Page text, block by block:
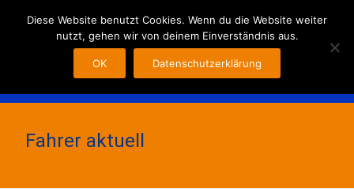
Fahrer aktuell
MENU
Diese Website benutzt Cookies. Wenn du die Website weiter
nutzt, gehen wir von deinem Einverständnis aus.
OK Datenschutzerklärung